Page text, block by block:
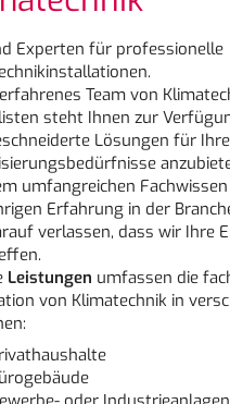
HOME
Experten für professionelle
Team von
steht Ihnen zur
Lösungen für Ihre
umfangreichen
Erfahrung in der
verlassen, dass wir Ihre
Leistungen umfassen die
von Klimatechnik in